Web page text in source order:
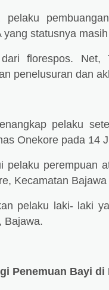
pelaku
yang statusnya
dari florespos.
penelusuran dan
pelaku
Onekore pada 14
pelaku perempuan
Kecamatan Bajawa
pelaku laki- laki
Bajawa.
Penemuan Bayi di